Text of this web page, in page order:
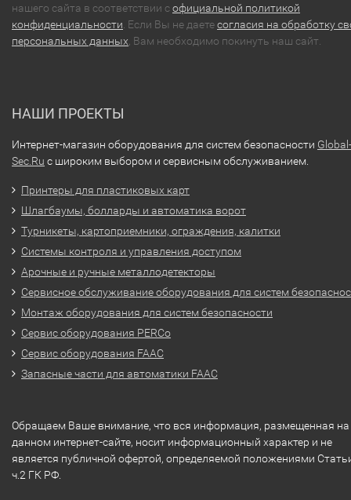
нашего сайта в соответствии софициальной политикой
конфиденциальности . Если Вы не даетесогласия на обработку
персональных данных , Вам необходимо покинуть наш сайт.
НАШИ ПРОЕКТЫ
Интернет-магазин оборудования для систем безопасности Global-
Sec.Ru с широким выбором и сервисным обслуживанием.
Принтеры для пластиковых карт
Шлагбаумы, болларды и автоматика ворот
Турникеты, картоприемники, ограждения, калитки
Системы контроля и управления доступом
Арочные и ручные металлодетекторы
Сервисное обслуживание оборудования для систем
Монтаж оборудования для систем безопасности
Сервис оборудования PERCo
Сервис оборудования FAAC
Запасные части для автоматики FAAC
Обращаем Ваше внимание, что вся информация, размещенная на
данном интернет-сайте, носит информационный характер и не
является публичной офертой, определяемой положениями
ч.2 ГК РФ.